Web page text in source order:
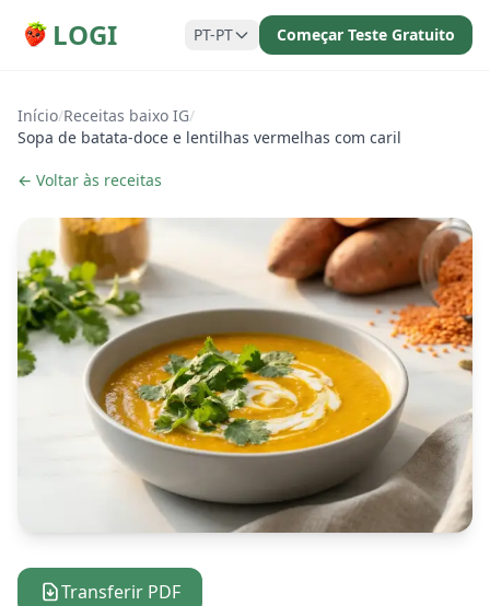
LOGI PT-PT Começar Teste Gratuito
Início/Receitas baixo IG/
Sopa de batata-doce e lentilhas vermelhas com caril
← Voltar às receitas
Transferir PDF